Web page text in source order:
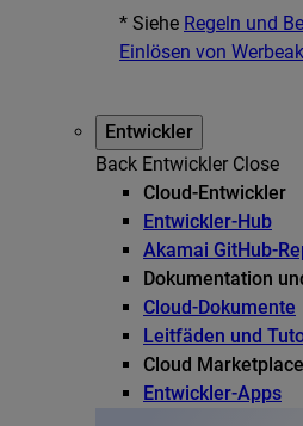
* Siehe Regeln und
Einlösen von
Entwickler
Back Entwickler Close
Cloud-Entwickler
Entwickler-Hub
Akamai GitHub-
Dokumentation
Cloud-Dokumente
Leitfäden und
Cloud Marketplace
Entwickler-Apps